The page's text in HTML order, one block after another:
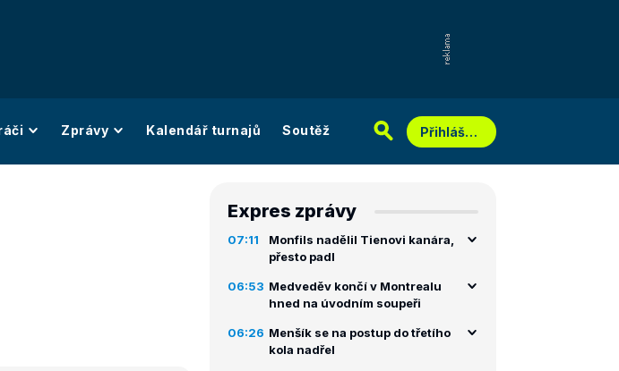
Zprávy Kalendář turnajů Soutěž Přihlášení
Expres zprávy
07:11
Monfils nadělil Tienovi kanára,
přesto padl
06:53 Medveděv končí v Montrealu
hned na úvodním soupeři
06:26 Menšík se na postup do třetího
kola nadřel